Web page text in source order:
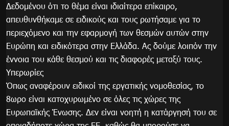
Δεδομένου ότι το θέμα είναι ιδιαίτερα επίκαιρο,
απευθυνθήκαμε σε ειδικούς και τους ρωτήσαμε για το
περιεχόμενο και την εφαρμογή των θεσμών αυτών στην
Ευρώπη και ειδικότερα στην Ελλάδα. Ας δούμε λοιπόν την
έννοια του κάθε θεσμού και τις διαφορές μεταξύ τους.
Υπερωρίες
Όπως αναφέρουν ειδικοί της εργατικής νομοθεσίας, το
8ωρο είναι κατοχυρωμένο σε όλες τις χώρες της
Ευρωπαϊκής Ένωσης. Δεν είναι νοητή η κατάργησή του σε